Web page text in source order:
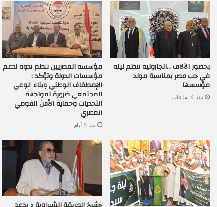
بحضور الآلاف …الجازولية تنظم ليلة
في حب مصر بمناسبة مولد
مؤسسها
منذ 4 ساعات
مؤسسة المصريين تنظم ندوة لدعم
مؤسسات الدولة وتؤكد :
الإصطفاف الوطني وبناء الوعي
المجتمعي ضرورة لمواجهة
التحديات وحماية الأمن القومي
المصري
منذ 5 أيام